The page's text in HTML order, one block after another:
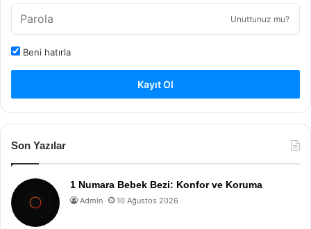
Unuttunuz mu?
Beni hatırla
Kayıt Ol
Son Yazılar
1 Numara Bebek Bezi: Konfor ve Koruma
Admin 10 Ağustos 2026